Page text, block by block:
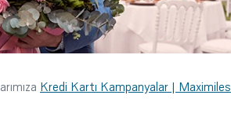
Kredi Kartı Kampanyalar | Maximiles